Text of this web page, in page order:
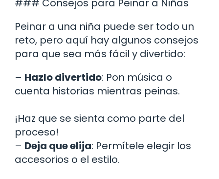
### Consejos para Peinar a Niñas
Peinar a una niña puede ser todo un
reto, pero aquí hay algunos consejos
para que sea más fácil y divertido:
– Hazlo divertido: Pon música o
cuenta historias mientras peinas.
¡Haz que se sienta como parte del
proceso!
– Deja que elija: Permítele elegir los
accesorios o el estilo.